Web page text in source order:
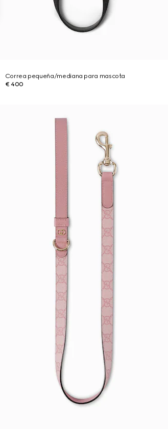
Correa pequeña/mediana para mascota
€ 400